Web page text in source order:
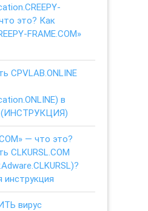
это? Как
FRAME.COM»
CPVLAB.ONLINE
в
(ИНСТРУКЦИЯ)
— что это?
CLKURSL.COM
инструкция
вирус